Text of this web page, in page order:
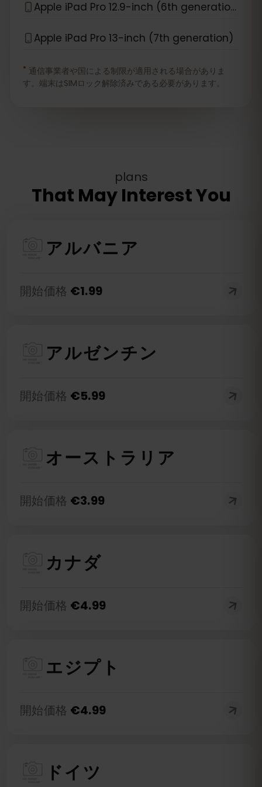
Apple iPad Pro 12.9-inch (6th generation)
Apple iPad Pro 13-inch (7th generation)
* 通信事業者や国による制限が適用される場合がありま
す。端末はSIMロック解除済みである必要があります。
plans
That May Interest You
アルバニア
開始価格 €1.99
アルゼンチン
開始価格 €5.99
オーストラリア
開始価格 €3.99
カナダ
開始価格 €4.99
エジプト
開始価格 €4.99
ドイツ